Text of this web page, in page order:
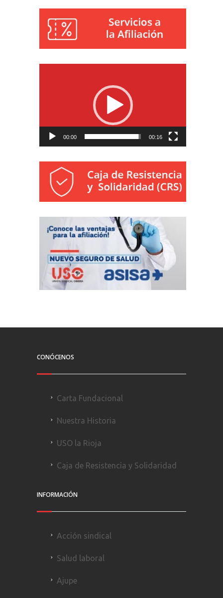
00:00 00:16
CONÓCENOS
Carta Fundacional
Nuestra Historia
USO la Rioja
Caja de Resistencia y Solidaridad
INFORMACIÓN
Acción sindical
Salud laboral
Ajupe